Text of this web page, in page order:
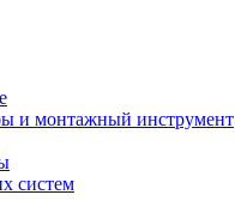
и монтажный инструмент
систем